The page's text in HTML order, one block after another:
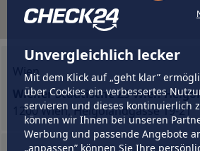
Unvergleichlich lecker
Mit dem Klick auf „geht klar”
über Cookies ein verbessertes
servieren und dieses kontinuierlich
können wir Ihnen bei unseren
Werbung und passende Angebote
„anpassen” können Sie Ihre
Wien
Wiener Städtische ZS Wien
1200 Wien, Helgolandgasse 19-21